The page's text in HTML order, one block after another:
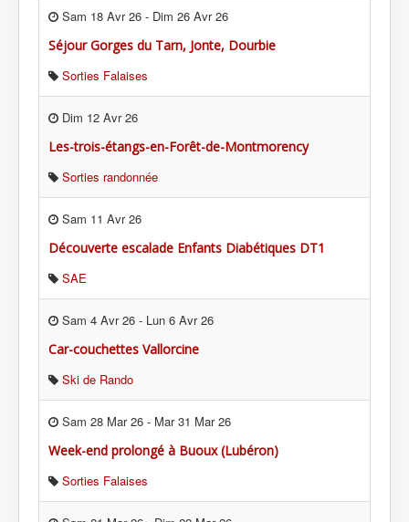
Sam 18 Avr 26 - Dim 26 Avr 26
Séjour Gorges du Tarn, Jonte, Dourbie
Sorties Falaises
Dim 12 Avr 26
Les-trois-étangs-en-Forêt-de-Montmorency
Sorties randonnée
Sam 11 Avr 26
Découverte escalade Enfants Diabétiques DT1
SAE
Sam 4 Avr 26 - Lun 6 Avr 26
Car-couchettes Vallorcine
Ski de Rando
Sam 28 Mar 26 - Mar 31 Mar 26
Week-end prolongé à Buoux (Lubéron)
Sorties Falaises